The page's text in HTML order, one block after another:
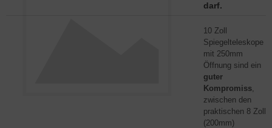
darf.
10 Zoll
Spiegelteleskope
mit 250mm
Öffnung sind ein
guter
Kompromiss,
zwischen den
praktischen 8 Zoll
(200mm)